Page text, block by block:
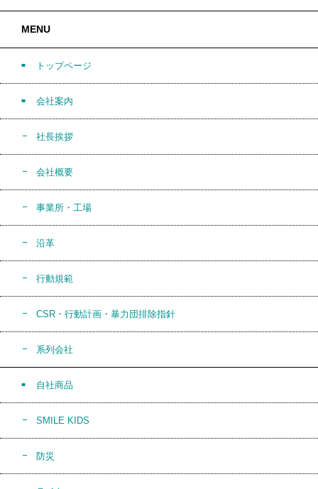
MENU
トップページ
会社案内
社長挨拶
会社概要
事業所・工場
沿革
行動規範
CSR・行動計画・暴力団排除指針
系列会社
自社商品
SMILE KIDS
防災